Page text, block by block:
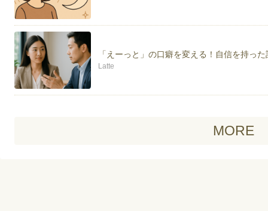
「えーっと」の口癖を変える！自信を持っ
Latte
MORE